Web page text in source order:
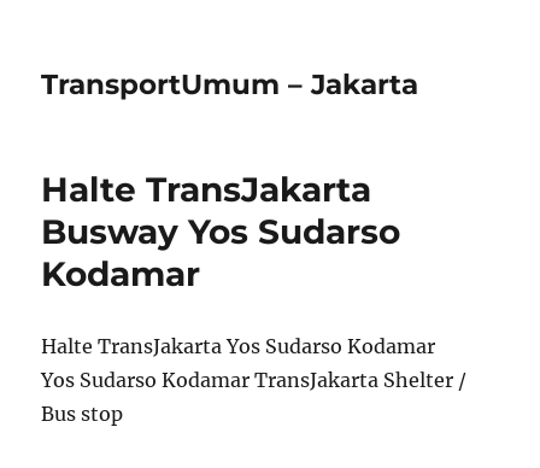
TransportUmum – Jakarta
Halte TransJakarta
Busway Yos Sudarso
Kodamar
Halte TransJakarta Yos Sudarso Kodamar
Yos Sudarso Kodamar TransJakarta Shelter /
Bus stop